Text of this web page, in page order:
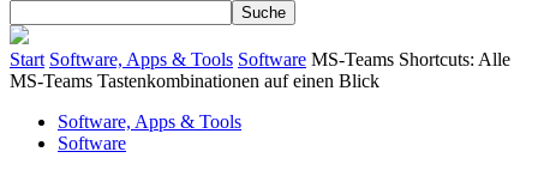
Start Software, Apps & Tools Software MS-Teams Shortcuts: Alle
MS-Teams Tastenkombinationen auf einen Blick
Software, Apps & Tools
Software